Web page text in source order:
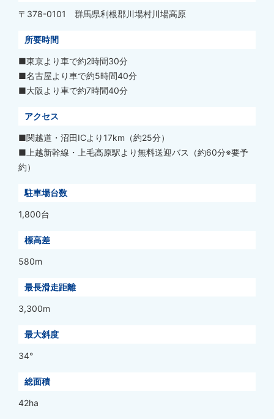
〒378-0101 群馬県利根郡川場村川場高原
所要時間
■東京より車で約2時間30分
■名古屋より車で約5時間40分
■大阪より車で約7時間40分
アクセス
■関越道・沼田ICより17km（約25分）
■上越新幹線・上毛高原駅より無料送迎バス（約60分※要予
約）
駐車場台数
1,800台
標高差
580m
最長滑走距離
3,300m
最大斜度
34°
総面積
42ha